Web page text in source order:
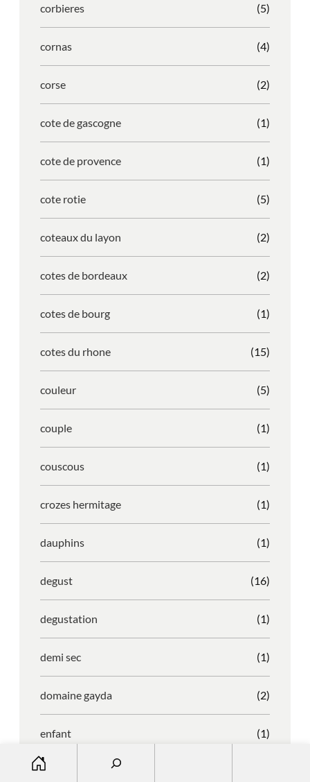
corbieres (5)
cornas (4)
corse (2)
cote de gascogne (1)
cote de provence (1)
cote rotie (5)
coteaux du layon (2)
cotes de bordeaux (2)
cotes de bourg (1)
cotes du rhone (15)
couleur (5)
couple (1)
couscous (1)
crozes hermitage (1)
dauphins (1)
degust (16)
degustation (1)
demi sec (1)
domaine gayda (2)
enfant (1)
entreprise